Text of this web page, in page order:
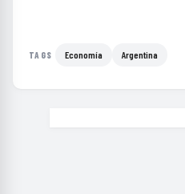
TAGS Economía Argentina